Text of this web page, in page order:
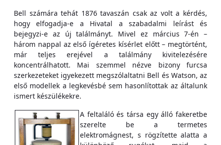
Bell számára tehát 1876 tavaszán csak az volt a kérdés,
hogy elfogadja-e a Hivatal a szabadalmi leírást és
bejegyzi-e az új találmányt. Mivel ez március 7-én –
három nappal az első ígéretes kísérlet előtt – megtörtént,
már teljes erejével a találmány kivitelezésére
koncentrálhatott. Mai szemmel nézve bizony furcsa
szerkezeteket igyekezett megszólaltatni Bell és Watson, az
első modellek a legkevésbé sem hasonlítottak az általunk
ismert készülékekre.
A feltaláló és társa egy álló fakeretbe
szerelte be a termetes
elektromágnest, s rögzítette alatta a